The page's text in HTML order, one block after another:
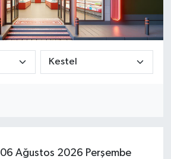
06 Ağustos 2026 Perşembe